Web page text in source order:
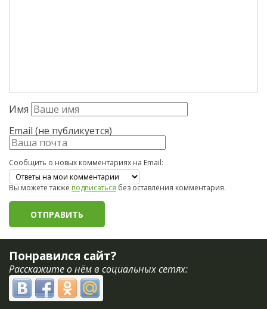
Имя
Email (не публикуется)
Сообщить о новых комментариях на Email:
Вы можете такжеподписатьсябез оставления комментария.
Понравился сайт?
Расскажите о нём в социальных сетях: